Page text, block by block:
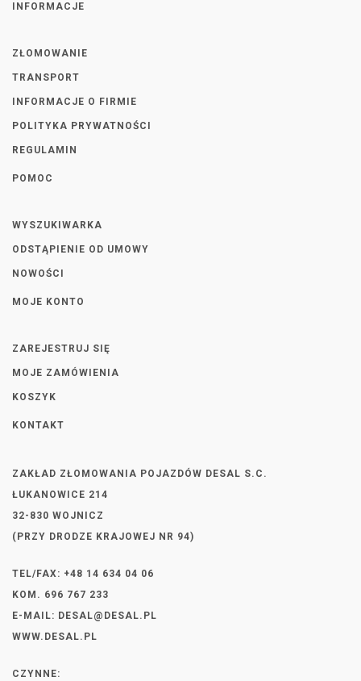
INFORMACJE
ZŁOMOWANIE
TRANSPORT
INFORMACJE O FIRMIE
POLITYKA PRYWATNOŚCI
REGULAMIN
POMOC
WYSZUKIWARKA
ODSTĄPIENIE OD UMOWY
NOWOŚCI
MOJE KONTO
ZAREJESTRUJ SIĘ
MOJE ZAMÓWIENIA
KOSZYK
KONTAKT
ZAKŁAD ZŁOMOWANIA POJAZDÓW DESAL S.C.
ŁUKANOWICE 214
32-830 WOJNICZ
(PRZY DRODZE KRAJOWEJ NR 94)
TEL/FAX: +48 14 634 04 06
KOM. 696 767 233
E-MAIL: DESAL@DESAL.PL
WWW.DESAL.PL
CZYNNE: